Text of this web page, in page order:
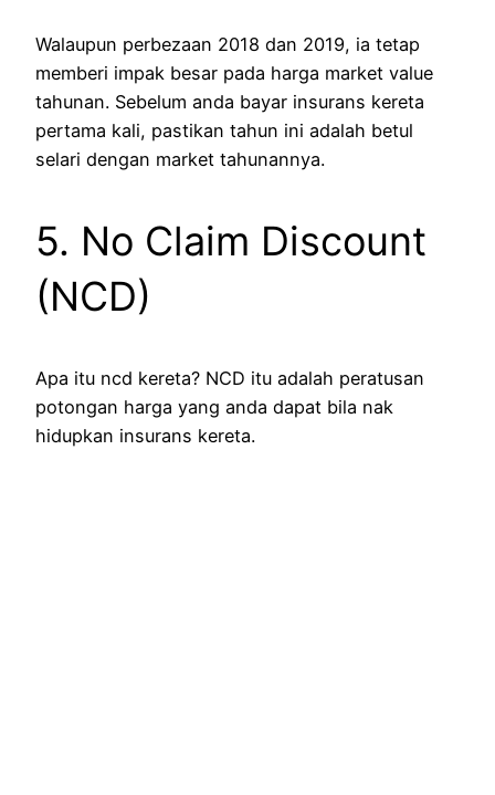
Walaupun perbezaan 2018 dan 2019, ia tetap
memberi impak besar pada harga market value
tahunan. Sebelum anda bayar insurans kereta
pertama kali, pastikan tahun ini adalah betul
selari dengan market tahunannya.
5. No Claim Discount
(NCD)
Apa itu ncd kereta? NCD itu adalah peratusan
potongan harga yang anda dapat bila nak
hidupkan insurans kereta.